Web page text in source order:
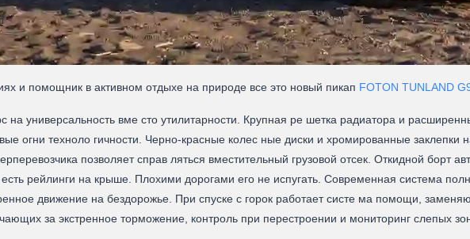
и помощник в активном отдыхе на природе все это новый пикап FOTON TUNLAND
на универсальность вме сто утилитарности. Крупная ре шетка радиатора и
огни техноло гичности. Черно-красные колес ные диски и хромированные заклепки
позволяет справ ляться вместительный грузовой отсек. Откидной борт
рейлинги на крыше. Плохими дорогами его не испугать. Современная система
движение на бездорожье. При спуске с горок работает систе ма помощи,
за экстренное торможение, контроль при перестроении и мониторинг слепых